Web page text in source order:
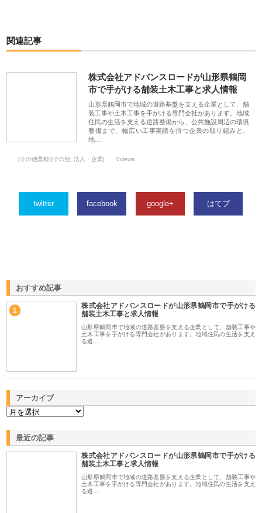
関連記事
株式会社アドバンスロードが山形県鶴岡
市で手がける舗装土木工事と求人情報
山形県鶴岡市で地域の道路基盤を支える企業として、舗
装工事や土木工事を手がける専門会社があります。地域
住民の生活を支える道路整備から、公共施設周辺の環境
整備まで、幅広い工事実績を持つ企業の取り組みと、
地…
[その他業種][その他_法人・企業] 0views
twitter facebook google+ はてブ
おすすめ記事
1
株式会社アドバンスロードが山形県鶴岡市で手がける
舗装土木工事と求人情報
山形県鶴岡市で地域の道路基盤を支える企業として、舗装工事や
土木工事を手がける専門会社があります。地域住民の生活を支え
る道…
アーカイブ
最近の記事
株式会社アドバンスロードが山形県鶴岡市で手がける
舗装土木工事と求人情報
山形県鶴岡市で地域の道路基盤を支える企業として、舗装工事や
土木工事を手がける専門会社があります。地域住民の生活を支え
る道…